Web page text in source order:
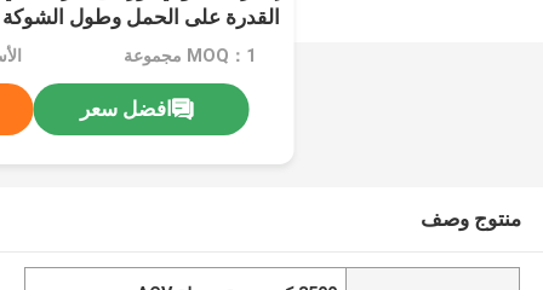
القدرة على الحمل وطول الشوكة 1070
MOQ：1 مجموعة
افضل سعر
منتوج وصف